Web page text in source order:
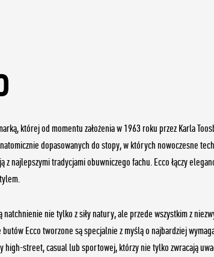
której od momentu założenia w 1963 roku przez Karla
dopasowanych do stopy, w których nowoczesne
z najlepszymi tradycjami obuwniczego fachu. Ecco łączy
natchnienie nie tylko z siły natury, ale przede wszystkim z
Ecco tworzone są specjalnie z myślą o najbardziej
high-street, casual lub sportowej, którzy nie tylko zwracają